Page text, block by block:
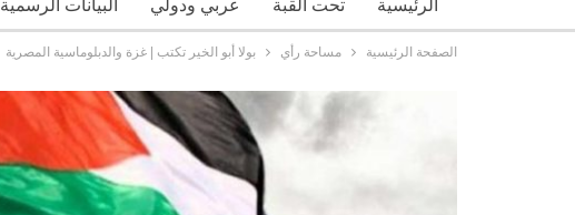
البيانات الرسمية عربي ودولي تحت القبة الرئيسية
الصفحة الرئيسية مساحة رأي بولا أبو الخير تكتب | غزة والدبلوماسية المصرية